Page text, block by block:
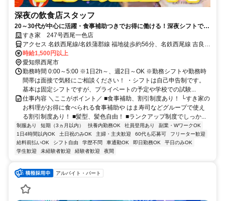
深夜の飲食店スタッフ
20～30代が中心に活躍・食事補助つきでお得に働ける！深夜シフトで稼
ぎませんか◎
すき家 247号西尾一色店
アクセス 名鉄西尾線/名鉄蒲郡線 福地徒歩約56分、名鉄西尾線 吉良吉
田徒歩約68分、名鉄蒲郡線 吉良吉田徒歩約68分 247号線沿い、一色
味浜交差点近く
時給1,500円以上
愛知県西尾市
勤務時間 0:00～5:00 ※1日2h～、週2日～OK ※勤務シフトや勤務時
間帯は面接で気軽にご相談ください！ ・シフトは自己申告制です。
基本は固定シフトですが、プライベートの予定や学校での試験...
仕事内容 ＼ここがポイント／ ■食事補助、割引制度あり！ └すき家の
お料理がお得に食べられる食事補助や はま寿司などグループで使え
る割引制度あり！ ■髪型、髪色自由！ ■ランクアップ制度でしっか...
制服あり 短期（3ヵ月以内） 扶養内勤務OK 社員登用あり
副業・WワークOK
1日4時間以内OK
土日祝のみOK 主婦・主夫歓迎 60代も応募可
フリーター歓迎
給料前払いOK
シフト自由 学歴不問 車通勤OK 即日勤務OK
平日のみOK
学生歓迎
未経験者歓迎 経験者歓迎 夜間
アルバイト・パート